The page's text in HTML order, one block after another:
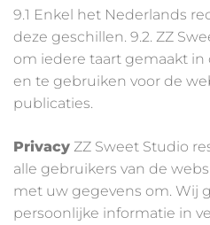
9.1 Enkel het Nederlands
deze geschillen. 9.2. ZZ
om iedere taart gemaakt
en te gebruiken voor de
publicaties.
Privacy ZZ Sweet Studio
alle gebruikers van de
met uw gegevens om. Wij
persoonlijke informatie in